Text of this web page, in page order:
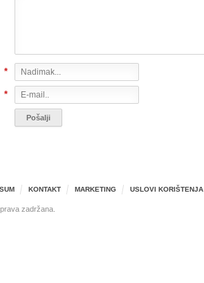
*
*
KONTAKT MARKETING USLOVI KORIŠTENJA
prava zadržana.